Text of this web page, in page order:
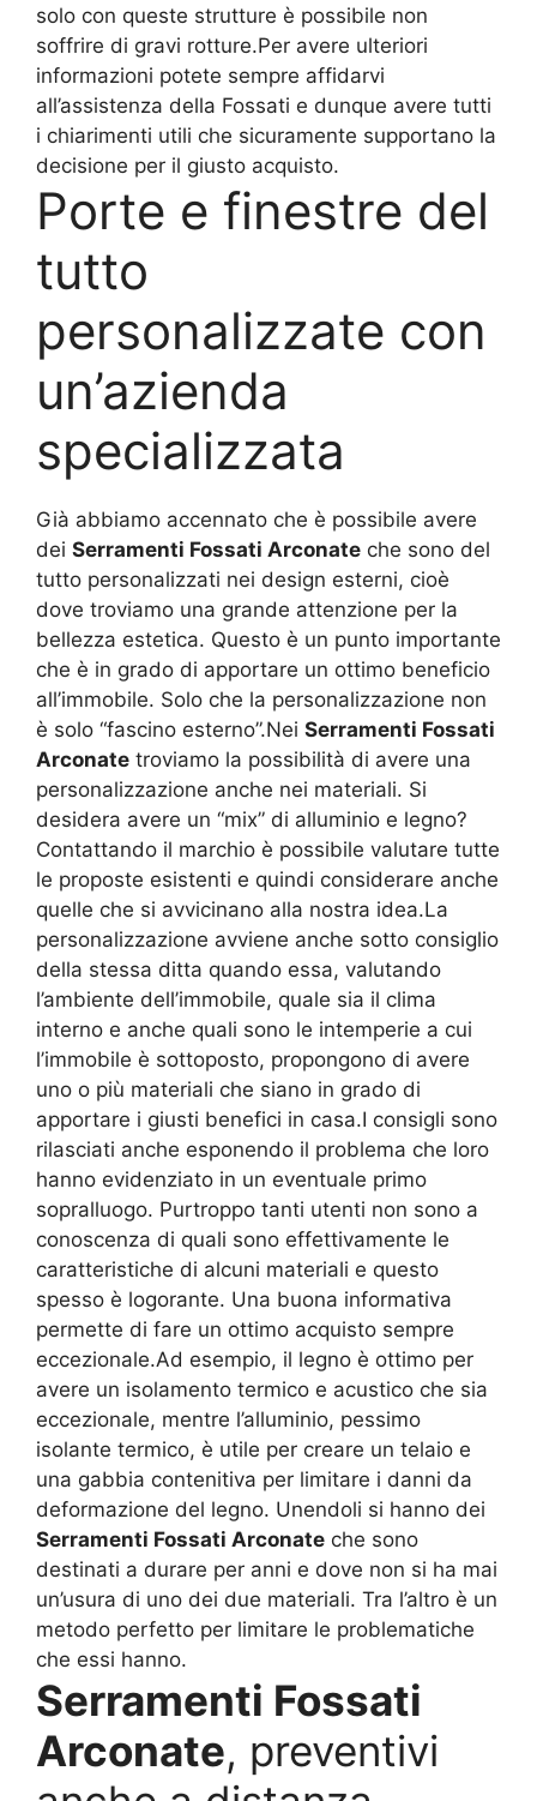
solo con queste strutture è possibile non
soffrire di gravi rotture.Per avere ulteriori
informazioni potete sempre affidarvi
all’assistenza della Fossati e dunque avere tutti
i chiarimenti utili che sicuramente supportano la
decisione per il giusto acquisto.
Porte e finestre del
tutto
personalizzate con
un’azienda
specializzata
Già abbiamo accennato che è possibile avere
dei Serramenti Fossati Arconate che sono del
tutto personalizzati nei design esterni, cioè
dove troviamo una grande attenzione per la
bellezza estetica. Questo è un punto importante
che è in grado di apportare un ottimo beneficio
all’immobile. Solo che la personalizzazione non
è solo “fascino esterno”.Nei Serramenti Fossati
Arconate troviamo la possibilità di avere una
personalizzazione anche nei materiali. Si
desidera avere un “mix” di alluminio e legno?
Contattando il marchio è possibile valutare tutte
le proposte esistenti e quindi considerare anche
quelle che si avvicinano alla nostra idea.La
personalizzazione avviene anche sotto consiglio
della stessa ditta quando essa, valutando
l’ambiente dell’immobile, quale sia il clima
interno e anche quali sono le intemperie a cui
l’immobile è sottoposto, propongono di avere
uno o più materiali che siano in grado di
apportare i giusti benefici in casa.I consigli sono
rilasciati anche esponendo il problema che loro
hanno evidenziato in un eventuale primo
sopralluogo. Purtroppo tanti utenti non sono a
conoscenza di quali sono effettivamente le
caratteristiche di alcuni materiali e questo
spesso è logorante. Una buona informativa
permette di fare un ottimo acquisto sempre
eccezionale.Ad esempio, il legno è ottimo per
avere un isolamento termico e acustico che sia
eccezionale, mentre l’alluminio, pessimo
isolante termico, è utile per creare un telaio e
una gabbia contenitiva per limitare i danni da
deformazione del legno. Unendoli si hanno dei
Serramenti Fossati Arconate che sono
destinati a durare per anni e dove non si ha mai
un’usura di uno dei due materiali. Tra l’altro è un
metodo perfetto per limitare le problematiche
che essi hanno.
Serramenti Fossati
Arconate, preventivi